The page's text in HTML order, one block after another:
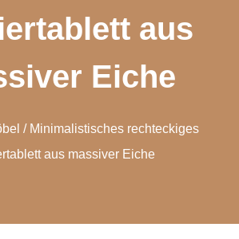
aus
Eiche
/ Minimalistisches rechteckiges
aus massiver Eiche